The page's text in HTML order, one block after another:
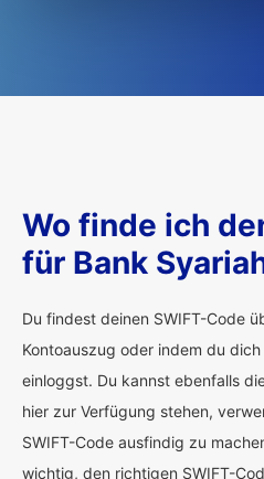
Wo finde ich
für Bank
Du findest deinen SWIFT-Code
Kontoauszug oder indem du
einloggst. Du kannst ebenfalls
hier zur Verfügung stehen,
SWIFT-Code ausfindig zu
wichtig, den richtigen SWIFT-